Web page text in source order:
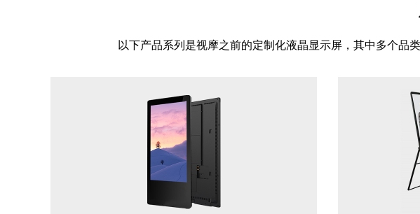
以下产品系列是视摩之前的定制化液晶显示屏，其中多个品